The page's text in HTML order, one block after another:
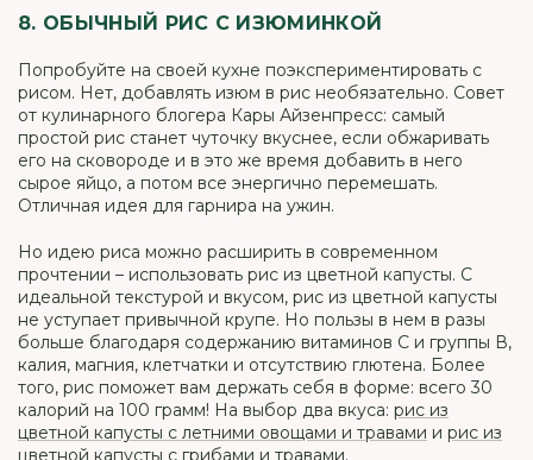
8. ОБЫЧНЫЙ РИС С ИЗЮМИНКОЙ
Попробуйте на своей кухне поэкспериментировать с
рисом. Нет, добавлять изюм в рис необязательно. Совет
от кулинарного блогера Кары Айзенпресс: самый
простой рис станет чуточку вкуснее, если обжаривать
его на сковороде и в это же время добавить в него
сырое яйцо, а потом все энергично перемешать.
Отличная идея для гарнира на ужин.
Но идею риса можно расширить в современном
прочтении – использовать рис из цветной капусты. С
идеальной текстурой и вкусом, рис из цветной капусты
не уступает привычной крупе. Но пользы в нем в разы
больше благодаря содержанию витаминов С и группы В,
калия, магния, клетчатки и отсутствию глютена. Более
того, рис поможет вам держать себя в форме: всего 30
калорий на 100 грамм! На выбор два вкуса: рис из
цветной капусты с летними овощами и травами и рис из
цветной капусты с грибами и травами.